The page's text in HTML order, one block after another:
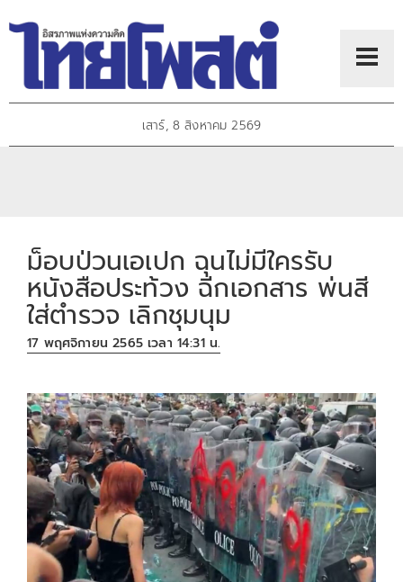
เสาร์, 8 สิงหาคม 2569
ม็อบป่วนเอเปก ฉุนไม่มีใครรับ
หนังสือประท้วง ฉีกเอกสาร พ่นสี
ใส่ตำรวจ เลิกชุมนุม
17 พฤศจิกายน 2565 เวลา 14:31 น.